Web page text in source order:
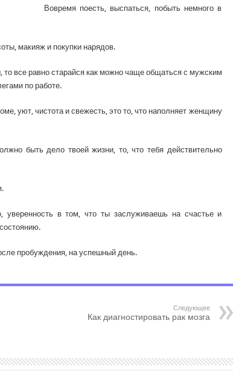
Вовремя поесть, выспаться, побыть немного в
макияж и покупки нарядов.
все равно старайся как можно чаще общаться с мужским
по работе.
уют, чистота и свежесть, это то, что наполняет женщину
быть дело твоей жизни, то, что тебя действительно
уверенность в том, что ты заслуживаешь на счастье и
пробуждения, на успешный день.
Следующее
Как диагностировать рак мозга